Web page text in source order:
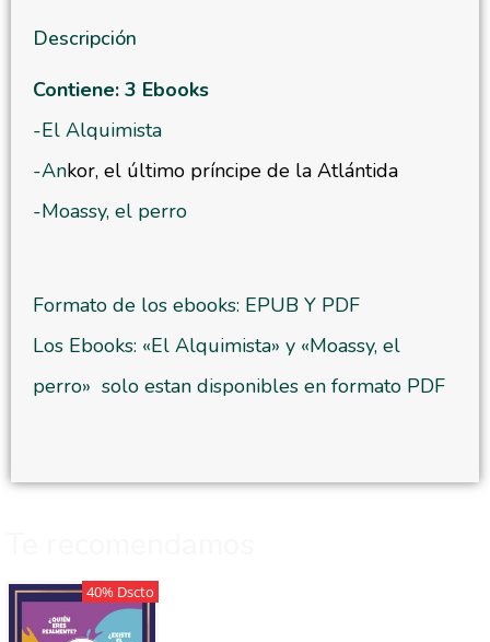
Descripción
Contiene: 3 Ebooks
-El Alquimista
-Ankor, el último príncipe de la Atlántida
-Moassy, el perro
Formato de los ebooks: EPUB Y PDF
Los Ebooks: «El Alquimista» y «Moassy, el
perro» solo estan disponibles en formato PDF
40% Dscto